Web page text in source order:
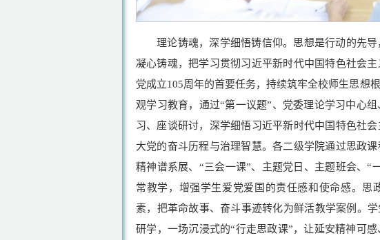
理论铸魂，深学细悟铸信仰。思想是行动的先
凝心铸魂，把学习贯彻习近平新时代中国特色社会
党成立105周年的首要任务，持续筑牢全校师生思想
观学习教育，通过“第一议题”、党委理论学习中心
习、座谈研讨，深学细悟习近平新时代中国特色社
大党的奋斗历程与治理智慧。各二级学院通过思政
精神谱系展、“三会一课”、主题党日、主题班会、“
常教学，增强学生爱党爱国的责任感和使命感。思
素，把革命故事、奋斗事迹转化为鲜活教学案例。
研学，一场沉浸式的“行走思政课”，让延安精神可